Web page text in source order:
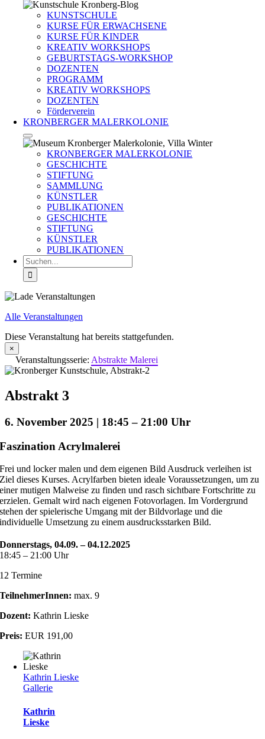
KUNSTSCHULE
KURSE FÜR ERWACHSENE
KURSE FÜR KINDER
KREATIV WORKSHOPS
GEBURTSTAGS-WORKSHOP
DOZENTEN
PROGRAMM
KREATIV WORKSHOPS
DOZENTEN
Förderverein
KRONBERGER MALERKOLONIE
KRONBERGER MALERKOLONIE
GESCHICHTE
STIFTUNG
SAMMLUNG
KÜNSTLER
PUBLIKATIONEN
GESCHICHTE
STIFTUNG
KÜNSTLER
PUBLIKATIONEN
Suche
nach:
Alle Veranstaltungen
Diese Veranstaltung hat bereits stattgefunden.
×
Veranstaltungsserie: Abstrakte Malerei
Abstrakt 3
6. November 2025 | 18:45 – 21:00
Faszination Acrylmalerei
Frei und locker malen und dem eigenen Bild Ausdruck verleihen ist
Ziel dieses Kurses. Acrylfarben bieten ideale Voraussetzungen, um zu
einer mutigen Malweise zu finden und rasch sichtbare Fortschritte zu
erzielen. Gemalt wird nach eigenen Fotovorlagen. Im Vordergrund
stehen der spielerische Umgang mit der Bildvorlage und die
individuelle Umsetzung zu einem ausdrucksstarken Bild.
Donnerstags, 04.09. – 04.12.2025
18:45 – 21:00 Uhr
12 Termine
TeilnehmerInnen: max. 9
Dozent: Kathrin Lieske
Preis: EUR 191,00
Kathrin Lieske
Gallerie
Kathrin
Lieske